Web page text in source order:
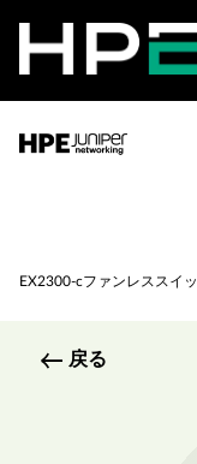
EX2300-cファンレススイ
戻る